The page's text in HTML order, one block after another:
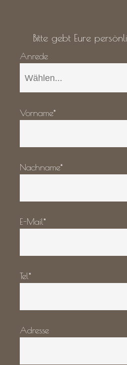
Bitte gebt Eure
Anrede
Vorname*
Nachname*
E-Mail*
Tel*
Adresse